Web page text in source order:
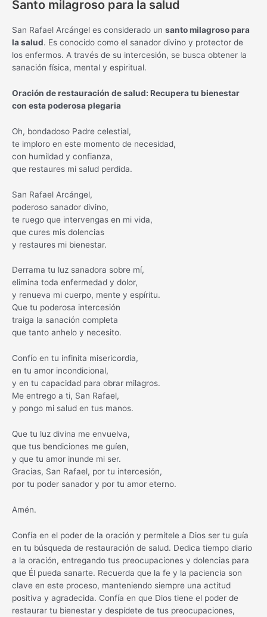
Santo milagroso para la salud
San Rafael Arcángel es considerado un santo milagroso para
la salud. Es conocido como el sanador divino y protector de
los enfermos. A través de su intercesión, se busca obtener la
sanación física, mental y espiritual.
Oración de restauración de salud: Recupera tu bienestar
con esta poderosa plegaria
Oh, bondadoso Padre celestial,
te imploro en este momento de necesidad,
con humildad y confianza,
que restaures mi salud perdida.
San Rafael Arcángel,
poderoso sanador divino,
te ruego que intervengas en mi vida,
que cures mis dolencias
y restaures mi bienestar.
Derrama tu luz sanadora sobre mí,
elimina toda enfermedad y dolor,
y renueva mi cuerpo, mente y espíritu.
Que tu poderosa intercesión
traiga la sanación completa
que tanto anhelo y necesito.
Confío en tu infinita misericordia,
en tu amor incondicional,
y en tu capacidad para obrar milagros.
Me entrego a ti, San Rafael,
y pongo mi salud en tus manos.
Que tu luz divina me envuelva,
que tus bendiciones me guíen,
y que tu amor inunde mi ser.
Gracias, San Rafael, por tu intercesión,
por tu poder sanador y por tu amor eterno.
Amén.
Confía en el poder de la oración y permítele a Dios ser tu guía
en tu búsqueda de restauración de salud. Dedica tiempo diario
a la oración, entregando tus preocupaciones y dolencias para
que Él pueda sanarte. Recuerda que la fe y la paciencia son
clave en este proceso, manteniendo siempre una actitud
positiva y agradecida. Confía en que Dios tiene el poder de
restaurar tu bienestar y despídete de tus preocupaciones,